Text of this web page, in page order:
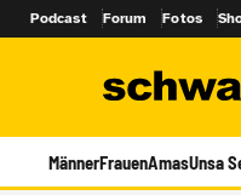
Podcast Forum Fotos
MännerFrauenAmasUnsa